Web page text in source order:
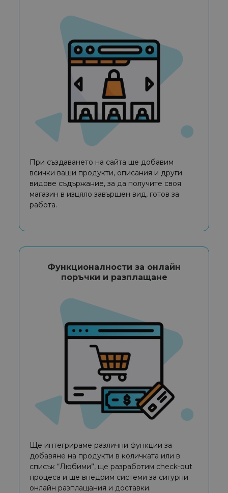
При създаването на сайта ще добавим
всички ваши продукти, описания и други
видове съдържание, за да получите своя
магазин в изцяло завършен вид, готов за
работа.
Функционалности за онлайн
поръчки и разплащане
Ще интегрираме различни функции за
добавяне на продукти в количката или в
списък “Любими”, ще разработим check-out
процеса и ще внедрим системи за сигурни
онлайн разплащания и доставки.